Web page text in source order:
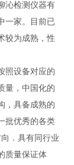
沁检测仪器有
一家。目前已
较为成熟，性
照设备对应的
量，中国化的
，具备成熟的
批优秀的各类
．具有同行业
质量保证体